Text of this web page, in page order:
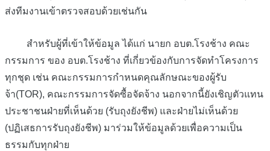
ส่งทีมงานเข้าตรวจสอบด้วยเช่นกัน
สำหรับผู้ที่เข้าให้ข้อมูล ได้แก่ นายก อบต.โรงช้าง คณะ
กรรมการ ของ อบต.โรงช้าง ที่เกี่ยวข้องกับการจัดทำโครงการ
ทุกชุด เช่น คณะกรรมการกำหนดคุณลักษณะของผู้รับ
จ้า(TOR), คณะกรรมการจัดซื้อจัดจ้าง นอกจากนี้ยังเชิญตัวแทน
ประชาชนฝ่ายที่เห็นด้วย (รับถุงยังชีพ) และฝ่ายไม่เห็นด้วย
(ปฏิเสธการรับถุงยังชีพ) มาร่วมให้ข้อมูลด้วยเพื่อความเป็น
ธรรมกับทุกฝ่าย